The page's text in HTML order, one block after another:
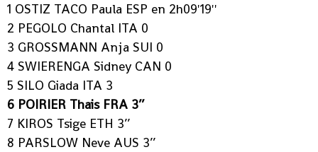
1 OSTIZ TACO Paula ESP en 2h09'19''
2 PEGOLO Chantal ITA 0
3 GROSSMANN Anja SUI 0
4 SWIERENGA Sidney CAN 0
5 SILO Giada ITA 3
6 POIRIER Thais FRA 3’’
7 KIROS Tsige ETH 3’’
8 PARSLOW Neve AUS 3’’